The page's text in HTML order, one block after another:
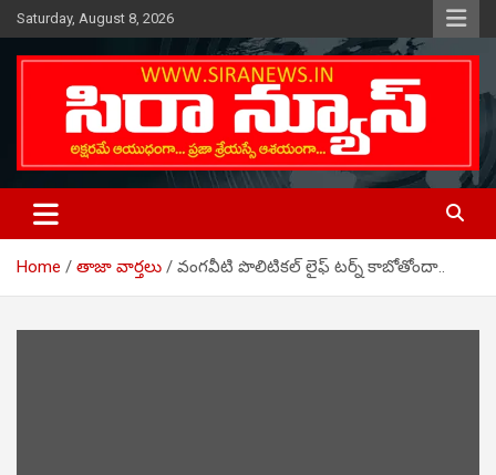
Skip
to
content
Saturday, August 8, 2026
SIRA NEWS
Telugu Online News Daily
Home తాజా వార్తలు వంగవీటి పొలిటికల్ లైఫ్ టర్న్ కాబోతోందా..